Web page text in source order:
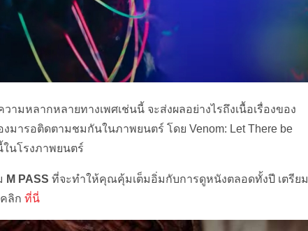
มหลากหลายทางเพศเช่นนี้ จะส่งผลอย่างไรถึงเนื้อเรื่องของ
ารอติดตามชมกันในภาพยนตร์ โดย Venom: Let There be
ในโรงภาพยนตร์
M PASSที่จะทำให้คุณคุ้มเต็มอิ่มกับการดูหนังตลอดทั้งปี เตรียม
คลิกที่นี่